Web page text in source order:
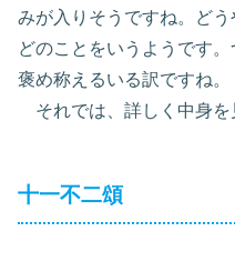
みが入りそうですね。ど
どのことをいうようです
褒め称えるいる訳ですね。
それでは、詳しく中身を
十一不二頌